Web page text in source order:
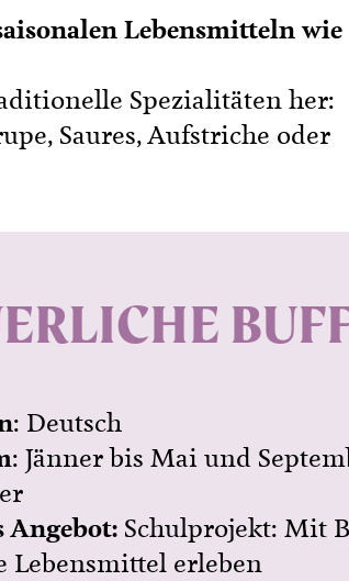
Lebensmitteln wie
Spezialitäten her:
Saures, Aufstriche oder
: Deutsch
: Jänner bis Mai und
Angebot: Schulprojekt: Mit
Lebensmittel erleben